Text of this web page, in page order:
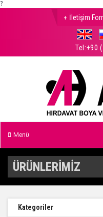
?
Tel:+90
İletişim
Menü
ÜRÜNLERİMİZ
Kategoriler